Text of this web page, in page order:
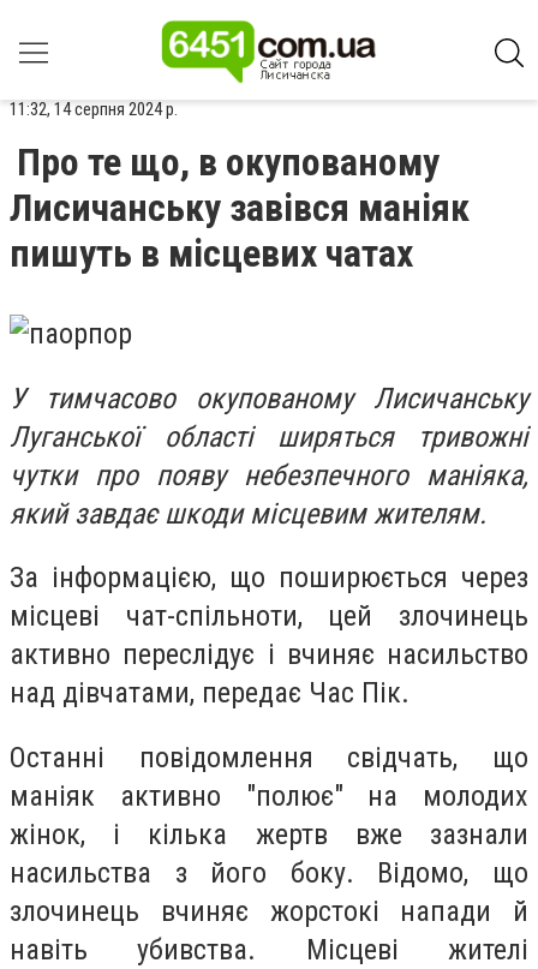
11:32, 14 серпня 2024 р.
Про те що, в окупованому
Лисичанську завівся маніяк
пишуть в місцевих чатах
У тимчасово окупованому Лисичанську
Луганської області ширяться тривожні
чутки про появу небезпечного маніяка,
який завдає шкоди місцевим жителям.
За інформацією, що поширюється через
місцеві чат-спільноти, цей злочинець
активно переслідує і вчиняє насильство
над дівчатами, передає Час Пік.
Останні повідомлення свідчать, що
маніяк активно "полює" на молодих
жінок, і кілька жертв вже зазнали
насильства з його боку. Відомо, що
злочинець вчиняє жорстокі напади й
навіть убивства. Місцеві жителі